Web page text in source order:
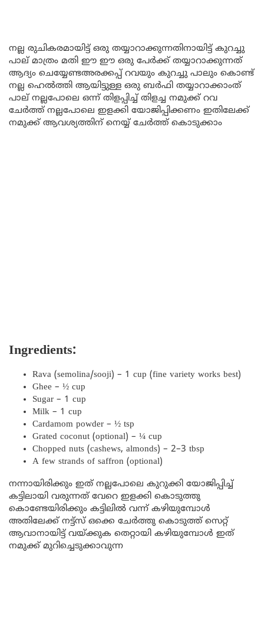
നല്ല രുചികരമായിട്ട് ഒരു തയ്യാറാക്കുന്നതിനായിട്ട് കുറച്ചു
പാല് മാത്രം മതി ഈ ഈ ഒരു പേർക്ക് തയ്യാറാക്കുന്നത്
ആദ്യം ചെയ്യേണ്ടഅരക്കപ്പ് റവയും കുറച്ചു പാലും കൊണ്ട്
നല്ല ഹെൽത്തി ആയിട്ടുള്ള ഒരു ബർഫി തയ്യാറാക്കാംത്
പാല് നല്ലപോലെ ഒന്ന് തിളപ്പിച്ച് തിളച്ച നമുക്ക് റവ
ചേർത്ത് നല്ലപോലെ ഇളക്കി യോജിപ്പിക്കണം ഇതിലേക്ക്
നമുക്ക് ആവശ്യത്തിന് നെയ്യ് ചേർത്ത് കൊടുക്കാം
Ingredients:
Rava (semolina/sooji) – 1 cup (fine variety works best)
Ghee – ½ cup
Sugar – 1 cup
Milk – 1 cup
Cardamom powder – ½ tsp
Grated coconut (optional) – ¼ cup
Chopped nuts (cashews, almonds) – 2–3 tbsp
A few strands of saffron (optional)
നന്നായിരിക്കും ഇത് നല്ലപോലെ കുറുക്കി യോജിപ്പിച്ച്
കട്ടിലായി വരുന്നത് വേറെ ഇളക്കി കൊടുത്തു
കൊണ്ടേയിരിക്കും കട്ടിലിൽ വന്ന് കഴിയുമ്പോൾ
അതിലേക്ക് നട്ട്സ് ഒക്കെ ചേർത്തു കൊടുത്ത് സെറ്റ്
ആവാനായിട്ട് വയ്ക്കുക തെറ്റായി കഴിയുമ്പോൾ ഇത്
നമുക്ക് മുറിച്ചെടുക്കാവുന്ന